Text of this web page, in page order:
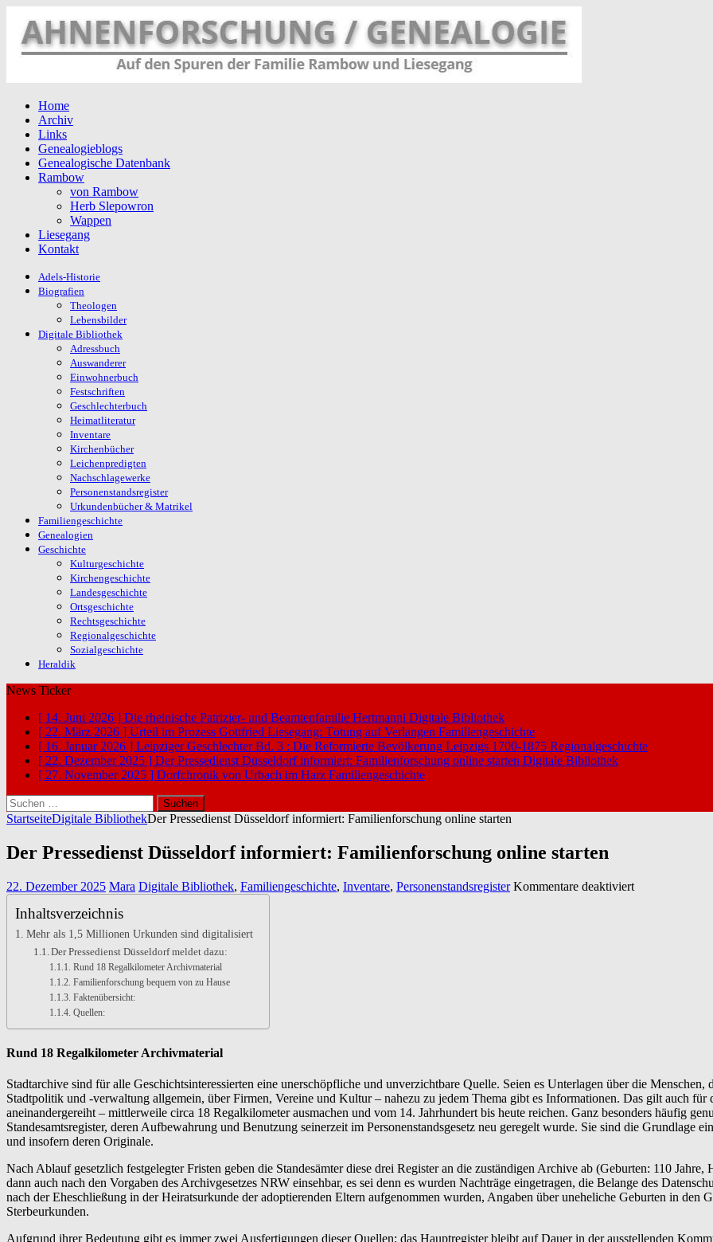
Home
Archiv
Links
Genealogieblogs
Genealogische Datenbank
Rambow
von Rambow
Herb Slepowron
Wappen
Liesegang
Kontakt
Adels-Historie
Biografien
Theologen
Lebensbilder
Digitale Bibliothek
Adressbuch
Auswanderer
Einwohnerbuch
Festschriften
Geschlechterbuch
Heimatliteratur
Inventare
Kirchenbücher
Leichenpredigten
Nachschlagewerke
Personenstandsregister
Urkundenbücher & Matrikel
Familiengeschichte
Genealogien
Geschichte
Kulturgeschichte
Kirchengeschichte
Landesgeschichte
Ortsgeschichte
Rechtsgeschichte
Regionalgeschichte
Sozialgeschichte
Heraldik
News Ticker
[ 14. Juni 2026 ] Die rheinische Patrizier- und Beamtenfamilie Hertmanni Digitale Bibliothek
[ 22. März 2026 ] Urteil im Prozess Gottfried Liesegang: Tötung auf Verlangen Familiengeschichte
[ 16. Januar 2026 ] Leipziger Geschlechter Bd. 3 : Die Reformierte Bevölkerung Leipzigs 1700-1875 Regionalgeschichte
[ 22. Dezember 2025 ] Der Pressedienst Düsseldorf informiert: Familienforschung online starten Digitale Bibliothek
[ 27. November 2025 ] Dorfchronik von Urbach im Harz Familiengeschichte
Suchen
nach:
StartseiteDigitale BibliothekDer Pressedienst Düsseldorf informiert: Familienforschung online starten
Der Pressedienst Düsseldorf informiert: Familienforschung online starten
22. Dezember 2025 Mara Digitale Bibliothek, Familiengeschichte, Inventare, Personenstandsregister Kommentare deaktiviertfür
Inhaltsverzeichnis
Mehr als 1,5 Millionen Urkunden sind digitalisiert
Der Pressedienst Düsseldorf meldet dazu:
Rund 18 Regalkilometer Archivmaterial
Familienforschung bequem von zu Hause
Faktenübersicht:
Quellen:
Rund 18 Regalkilometer Archivmaterial
Stadtarchive sind für alle Geschichtsinteressierten eine unerschöpfliche und unverzichtbare Quelle. Seien es Unterlagen über die
Stadtpolitik und -verwaltung allgemein, über Firmen, Vereine und Kultur – nahezu zu jedem Thema gibt es Informationen. Das gilt auch für
aneinandergereiht – mittlerweile circa 18 Regalkilometer ausmachen und vom 14. Jahrhundert bis heute reichen. Ganz besonders häufig
Standesamtsregister, deren Aufbewahrung und Benutzung seinerzeit im Personenstandsgesetz neu geregelt wurde. Sie sind die Grundlage
und insofern deren Originale.
Nach Ablauf gesetzlich festgelegter Fristen geben die Standesämter diese drei Register an die zuständigen Archive ab (Geburten: 110
dann auch nach den Vorgaben des Archivgesetzes NRW einsehbar, es sei denn es wurden Nachträge eingetragen, die Belange des
nach der Eheschließung in der Heiratsurkunde der adoptierenden Eltern aufgenommen wurden, Angaben über uneheliche Geburten in den
Sterbeurkunden.
Aufgrund ihrer Bedeutung gibt es immer zwei Ausfertigungen dieser Quellen: das Hauptregister bleibt auf Dauer in der ausstellenden